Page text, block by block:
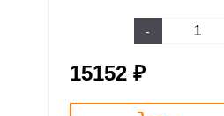
-
15152 ₽